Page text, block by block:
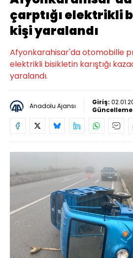
çarptığı elektrikli
kişi yaralandı
Afyonkarahisar'da otomobille
elektrikli bisikletin karıştığı
yaralandı.
Anadolu Ajansı Giriş: